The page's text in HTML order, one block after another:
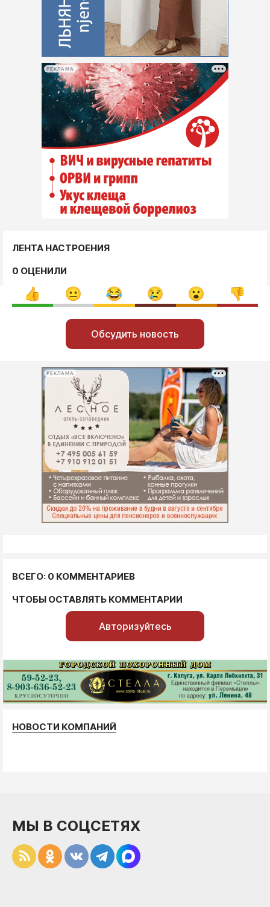
РЕКЛАМА
ЛЕНТА НАСТРОЕНИЯ
0 ОЦЕНИЛИ
Обсудить новость
РЕКЛАМА
ВСЕГО: 0 КОММЕНТАРИЕВ
ЧТОБЫ ОСТАВЛЯТЬ КОММЕНТАРИИ
Авторизуйтесь
НОВОСТИ КОМПАНИЙ
МЫ В СОЦСЕТЯХ